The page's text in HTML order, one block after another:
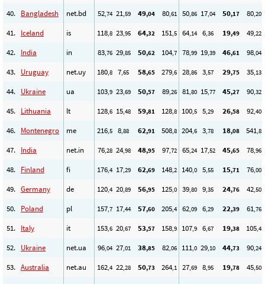
40. Bangladesh net.bd 52,74 21,59 49,04 80,61 50,86 17,04 50,17 80,20
41. Iceland is 118,8 23,95 64,32 151,5 64,14 6,36 19,49 49,22
42. India in 83,76 29,85 50,62 104,7 78,99 19,39 46,61 98,04
43. Uruguay net.uy 180,8 7,65 58,65 279,6 28,86 3,57 29,75 35,13
44. Ukraine ua 103,9 23,69 50,57 89,26 81,80 15,77 45,27 90,32
45. Lithuania lt 128,6 15,48 59,81 128,8 100,5 5,29 26,58 92,40
46. Montenegro me 216,5 8,88 62,91 508,8 204,6 3,78 18,08 541,8
47. India net.in 76,28 24,98 48,95 97,72 65,24 17,52 45,65 78,96
48. Finland fi 176,4 17,29 62,69 148,2 140,0 5,55 15,71 76,00
49. Germany de 120,4 20,89 56,95 125,0 39,80 9,35 24,76 42,50
50. Poland pl 157,7 17,44 57,60 205,4 62,09 6,29 22,39 61,76
51. Italy it 153,6 20,67 53,57 158,9 107,9 6,67 19,38 105,4
52. Ukraine net.ua 96,04 27,01 38,85 82,06 111,0 29,10 44,73 90,24
53. Australia net.au 162,4 22,28 50,73 264,1 27,69 8,95 19,78 45,50